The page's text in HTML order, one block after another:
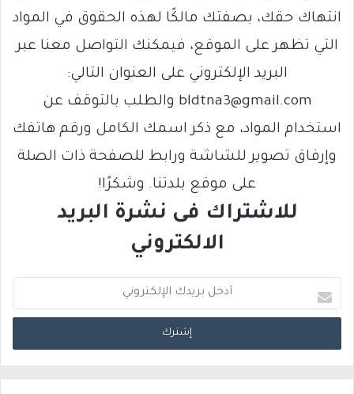
انتهاك حقك، بصفتك مالكًا لهذه الحقوق في المواد
التي تظهر على الموقع، فيمكنك التواصل معنا عبر
البريد الإلكتروني على العنوان التالي:
bldtna3@gmail.com والطلب بالتوقف عن
استخدام المواد، مع ذكر اسمك الكامل ورقم هاتفك
وإرفاق تصوير للشاشة ورابط للصفحة ذات الصلة
على موقع بلدتنا. وشكرًا!
للاشتراك فى نشرة البريد
الالكتروني
د
خ